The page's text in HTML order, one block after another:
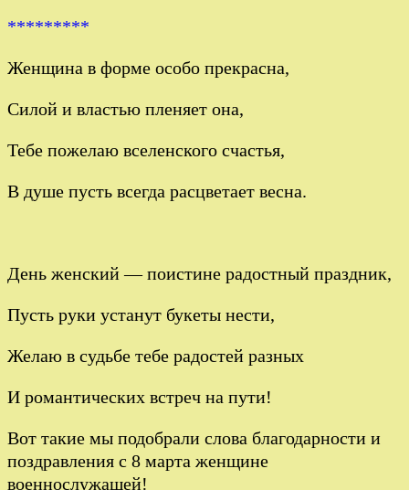
*********
Женщина в форме особо прекрасна,
Силой и властью пленяет она,
Тебе пожелаю вселенского счастья,
В душе пусть всегда расцветает весна.
День женский — поистине радостный праздник,
Пусть руки устанут букеты нести,
Желаю в судьбе тебе радостей разных
И романтических встреч на пути!
Вот такие мы подобрали слова благодарности и
поздравления с 8 марта женщине
военнослужащей!